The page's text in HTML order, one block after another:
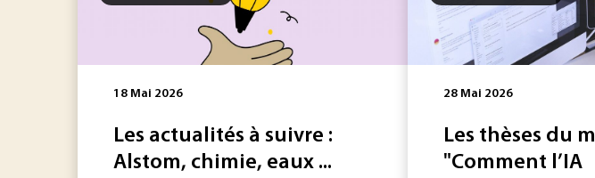
18 Mai 2026
Les actualités à suivre :
Alstom, chimie, eaux ...
28 Mai 2026
Les thèses du
"Comment l’IA